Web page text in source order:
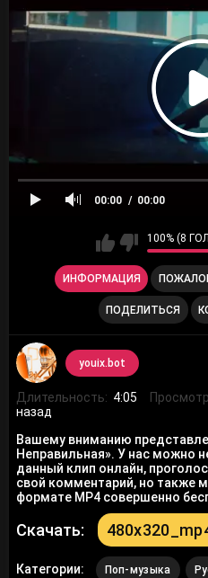
00:00 00:00
100% (8
ИНФОРМАЦИЯ
ПОДЕЛИТЬСЯ
youix.bot
Длительность: 4:05
назад
Вашему вниманию
Неправильная». У нас можно
данный клип онлайн,
свой комментарий, но также
формате MP4 совершенно
Скачать:
Категории: Поп-музыка